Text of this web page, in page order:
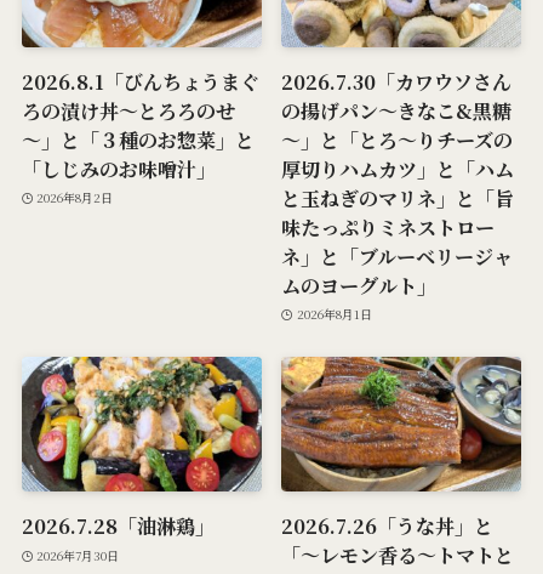
2026.8.1「びんちょうまぐ
ろの漬け丼～とろろのせ
～」と「３種のお惣菜」と
「しじみのお味噌汁」
2026年8月2日
2026.7.30「カワウソさん
の揚げパン～きなこ&黒糖
～」と「とろ～りチーズの
厚切りハムカツ」と「ハム
と玉ねぎのマリネ」と「旨
味たっぷりミネストロー
ネ」と「ブルーベリージャ
ムのヨーグルト」
2026年8月1日
2026.7.28「油淋鶏」
2026年7月30日
2026.7.26「うな丼」と
「～レモン香る～トマトと